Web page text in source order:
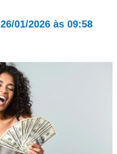
26/01/2026 às 09:58